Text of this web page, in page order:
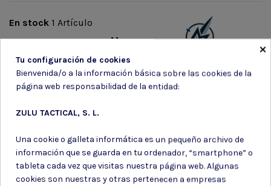
Marca
En stock 1 Artículo
Suscríbete a nuestro boletín
×
Tu configuración de cookies
Bienvenida/o a la información básica sobre las cookies de la
página web responsabilidad de la entidad:
ZULU TACTICAL, S. L.
Una cookie o galleta informática es un pequeño archivo de
información que se guarda en tu ordenador, “smartphone” o
tableta cada vez que visitas nuestra página web. Algunas
cookies son nuestras y otras pertenecen a empresas